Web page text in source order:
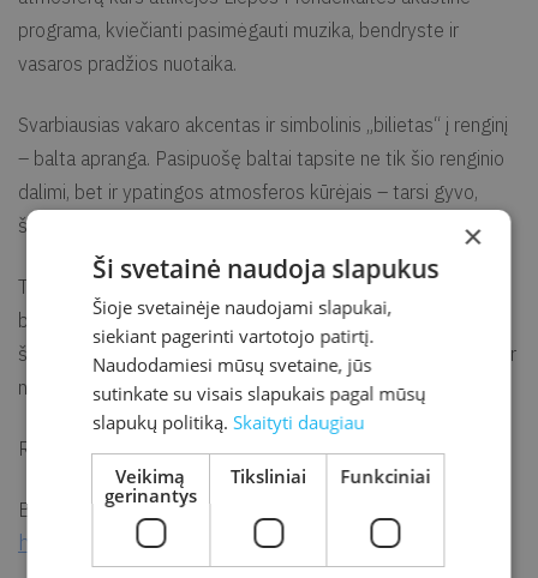
programa, kviečianti pasimėgauti muzika, bendryste ir
vasaros pradžios nuotaika.
Svarbiausias vakaro akcentas ir simbolinis „bilietas“ į renginį
– balta apranga. Pasipuošę baltai tapsite ne tik šio renginio
dalimi, bet ir ypatingos atmosferos kūrėjais – tarsi gyvo,
šviesa ir elegancija alsuojančio paveikslo personažais.
Tad birželio 6 d. 19.00 val. visi keliai ves į Kretingos
bibliotekos kiemelį*. Kaip ir kasmet, vienam vasaros vakarui
ši erdvė taps vieta, kur susitinka muzika, žmonių bendrystė ir
nepamirštami įspūdžiai.
Renginys nemokamas.
Būtina registracija:
https://forms.cloud.microsoft/e/Ge7fx9ncdu
×
Ši svetainė naudoja slapukus
Šioje svetainėje naudojami slapukai,
siekiant pagerinti vartotojo patirtį.
Naudodamiesi mūsų svetaine, jūs
sutinkate su visais slapukais pagal mūsų
slapukų politiką.Skaityti daugiau
Veikimą
gerinantys
Tiksliniai Funkciniai